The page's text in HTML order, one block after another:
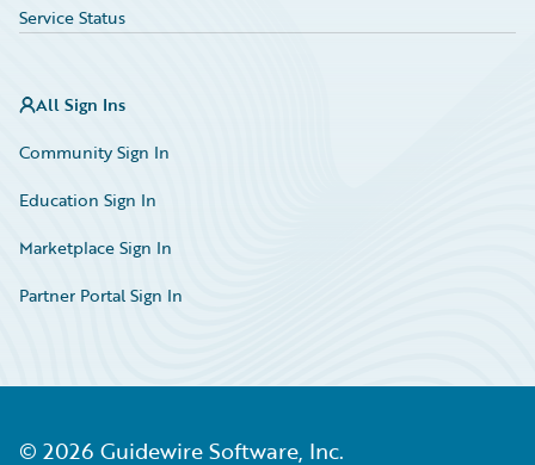
Service Status
All Sign Ins
Community Sign In
Education Sign In
Marketplace Sign In
Partner Portal Sign In
© 2026 Guidewire Software, Inc.